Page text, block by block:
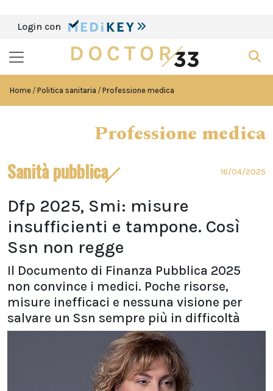
Login con
Home Politica sanitaria Professione medica
Professione medica
Sanità pubblica 16/04/2025
Dfp 2025, Smi: misure
insufficienti e tampone. Così
Ssn non regge
Il Documento di Finanza Pubblica 2025
non convince i medici. Poche risorse,
misure inefficaci e nessuna visione per
salvare un Ssn sempre più in difficoltà